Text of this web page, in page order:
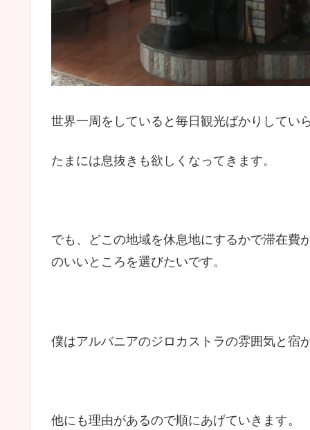
世界一周をしていると毎日観光ばかりしてい
たまには息抜きも欲しくなってきます。
でも、どこの地域を休息地にするかで滞在費
のいいところを選びたいです。
僕はアルバニアのジロカストラの雰囲気と宿
他にも理由があるので順にあげていきます。